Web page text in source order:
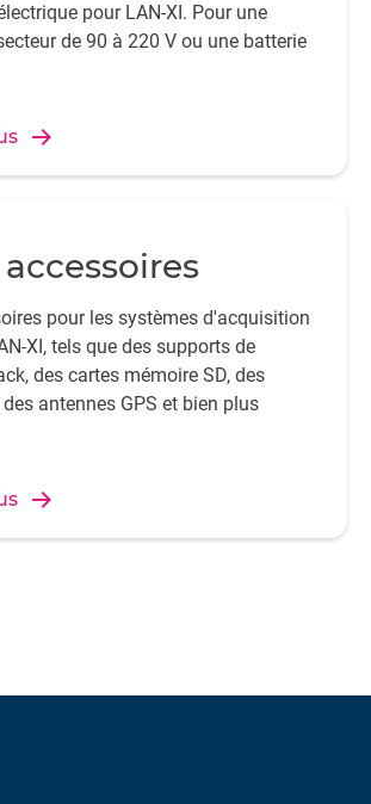
pour LAN-XI. Pour une
de 90 à 220 V ou une batterie
pour les systèmes d'acquisition
XI, tels que des supports de
des cartes mémoire SD, des
antennes GPS et bien plus